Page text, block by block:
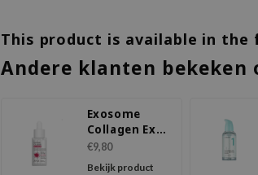
This product is available in
Andere klanten bekeken
Exosome
Collagen Ex
Serum
€9,80
Bekijk product